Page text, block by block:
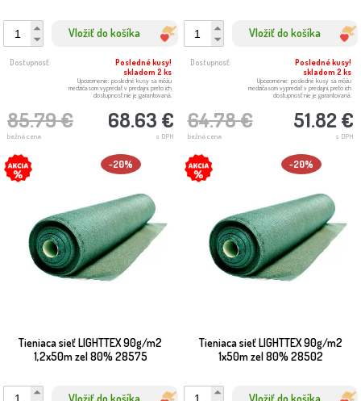
Vložiť do košíka
85.79 €
bežná cena
68.63 €
s DPH
Dostupnosť:
Posledné kusy!
skladom 2 ks
Upozornenie: posledné kusy sa môžu
medzičasom vypredať v predajni, preto ich
dostupnosť nie je garantovaná.
Vložiť do košíka
64.78 €
bežná cena
51.82 €
s DPH
Dostupnosť:
Posledné kusy!
skladom 2 ks
Upozornenie: posledné kusy sa môžu
medzičasom vypredať v predajni, preto ich
dostupnosť nie je garantovaná.
Tieniaca sieť LIGHTTEX 90g/m2
1,2x50m zel 80% 28575
-20%
Vložiť do košíka
Tieniaca sieť LIGHTTEX 90g/m2
1x50m zel 80% 28502
-20%
Vložiť do košíka